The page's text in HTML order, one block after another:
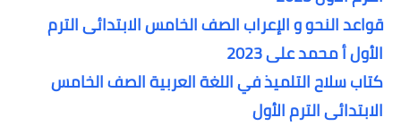
قواعد النحو و الإعراب الصف الخامس الابتدائى الترم
الأول أ محمد على 2023
كتاب سلاح التلميذ في اللغة العربية الصف الخامس
الابتدائى الترم الأول